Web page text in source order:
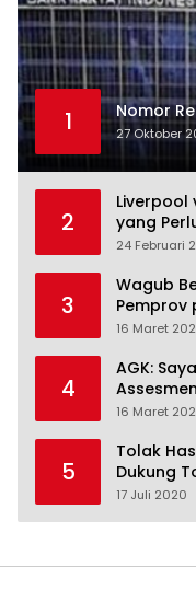
1 Nomor
27 Oktober
2
Liverpool
yang
24 Februari
3
Wagub
Pemprov
16 Maret
4
AGK:
16 Maret
5
Tolak
Dukung
17 Juli 2020